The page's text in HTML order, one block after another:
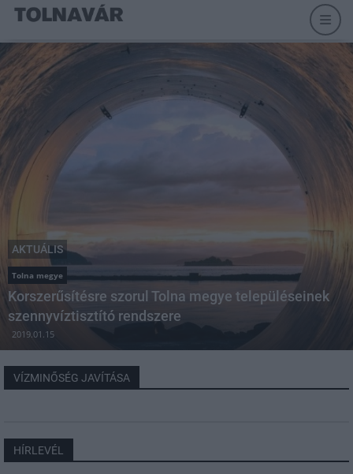
AKTUÁLIS
Tolna megye
Korszerűsítésre szorul Tolna megye településeinek
szennyvíztisztító rendszere
2019.01.15
VÍZMINŐSÉG JAVÍTÁSA
HÍRLEVÉL